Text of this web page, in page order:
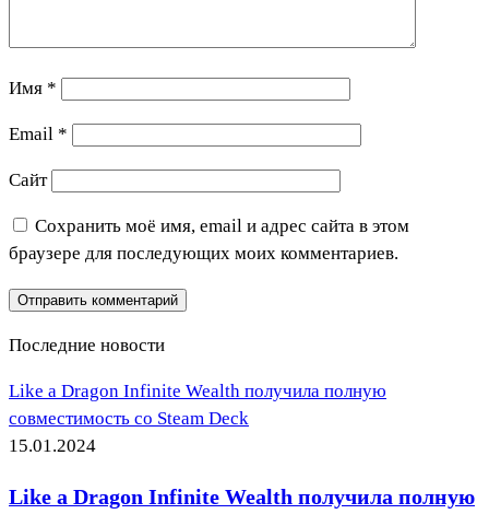
Имя *
Email *
Сайт
Сохранить моё имя, email и адрес сайта в этом
браузере для последующих моих комментариев.
Последние новости
Like a Dragon Infinite Wealth получила полную
совместимость со Steam Deck
15.01.2024
Like a Dragon Infinite Wealth получила полную